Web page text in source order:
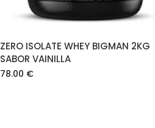
ZERO ISOLATE WHEY BIGMAN 2KG
SABOR VAINILLA
78.00 €